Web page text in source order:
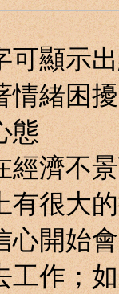
示出
情緒困
不景
有很大
心開始
工作；